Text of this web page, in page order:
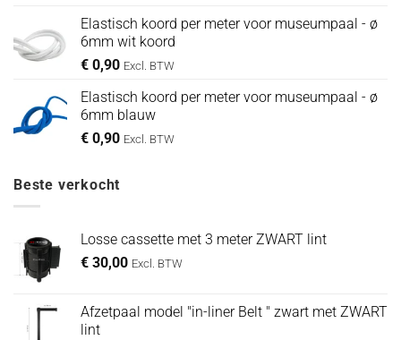
Elastisch koord per meter voor museumpaal - ø
6mm wit koord
€ 0,90 Excl. BTW
Elastisch koord per meter voor museumpaal - ø
6mm blauw
€ 0,90 Excl. BTW
Beste verkocht
Losse cassette met 3 meter ZWART lint
€ 30,00 Excl. BTW
Afzetpaal model "in-liner Belt " zwart met ZWART
lint